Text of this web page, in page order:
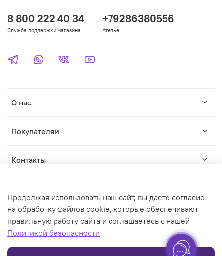
О нас
Покупателям
Контакты
8 800 222 40 34
Служба поддержки магазина
+79286380556
Ателье
© WILDWINS - зарегистрированный торговый знак. Любое
использование контента без письменного разрешения
запрещено
Продолжая использовать наш сайт, вы даете согласие
на обработку файлов cookie, которые обеспечивают
правильную работу сайта и соглашаетесь с нашей
Политикой безопасности